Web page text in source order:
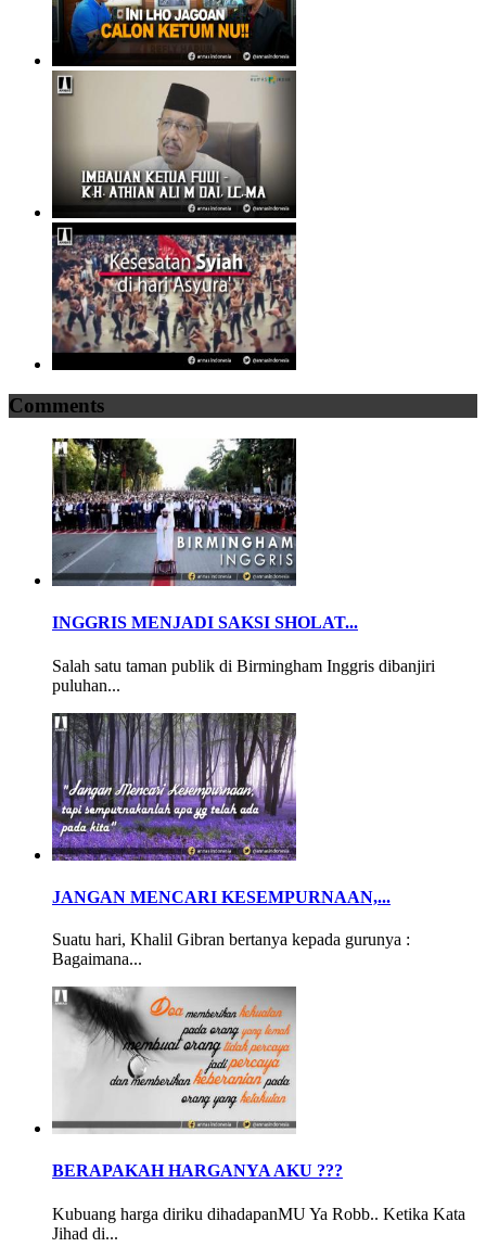
Comments
INGGRIS MENJADI SAKSI SHOLAT...
Salah satu taman publik di Birmingham Inggris dibanjiri
puluhan...
JANGAN MENCARI KESEMPURNAAN,...
Suatu hari, Khalil Gibran bertanya kepada gurunya :
Bagaimana...
BERAPAKAH HARGANYA AKU ???
Kubuang harga diriku dihadapanMU Ya Robb.. Ketika Kata
Jihad di...